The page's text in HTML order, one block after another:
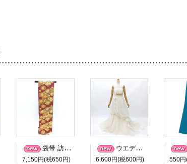
袋帯 訪問着用 カジュアル用 ５１４ 中古 貸衣装 レンタル 処分品
7,150円(税650円)
ウエディングドレス ４４５８ 中古 7号-11号サイズ 貸衣装処分 レンタル処分 リサイクル ブライダル
6,600円(税600円) 550